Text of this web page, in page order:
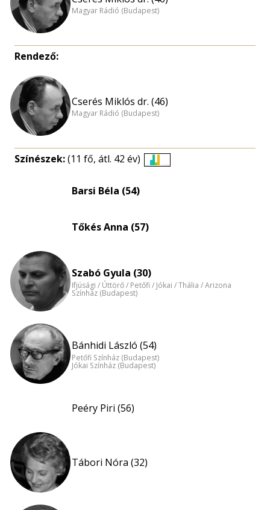
Magyar Rádió (Budapest)
Rendező:
Cserés Miklós dr. (46)
Magyar Rádió (Budapest)
Színészek:(11 fő, átl. 42 év)
Barsi Béla (54)
Tőkés Anna (57)
Szabó Gyula (30)
Ifjúsági / Úttörő / Petőfi / Jókai / Thália / Arizona
Színház (Budapest)
Bánhidi László (54)
Petőfi Színház (Budapest)
Jókai Színház (Budapest)
Peéry Piri (56)
Tábori Nóra (32)